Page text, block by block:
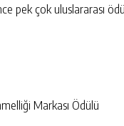
çok uluslararası
Markası Ödülü